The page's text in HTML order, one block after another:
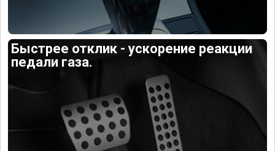
Быстрее отклик - ускорение реакции
педали газа.